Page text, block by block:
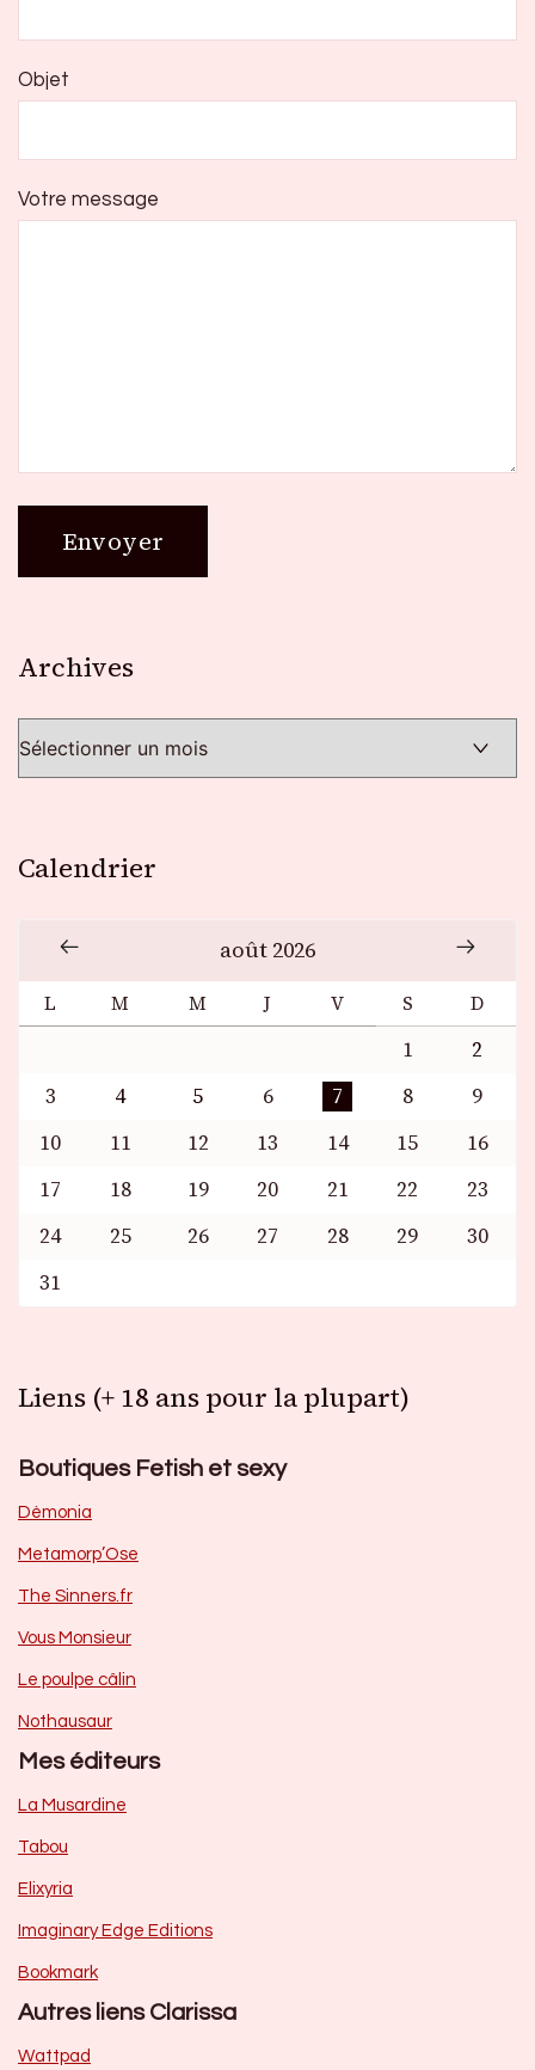
Objet
Votre message
Archives
Calendrier
août 2026
L M M J V S D
1
2
3
4 5 6 7 8
9
10
11 12 13 14 15
16
17
18 19 20 21 22
23
24
25 26 27 28 29
30
31
Liens (+ 18 ans pour la plupart)
Boutiques Fetish et sexy
Dèmonia
Metamorp’Ose
The Sinners.fr
Vous Monsieur
Le poulpe câlin
Nothausaur
Mes éditeurs
La Musardine
Tabou
Elixyria
Imaginary Edge Editions
Bookmark
Autres liens Clarissa
Wattpad